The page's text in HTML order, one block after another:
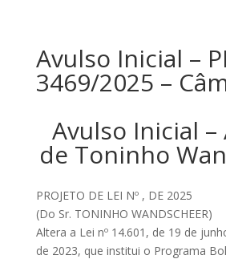
Avulso Inicial –
3469/2025 –
Avulso Inicial
de Toninho
PROJETO DE LEI Nº , DE 2025
(Do Sr. TONINHO WANDSCHEER)
Altera a Lei nº 14.601, de 19 de
de 2023, que institui o Programa